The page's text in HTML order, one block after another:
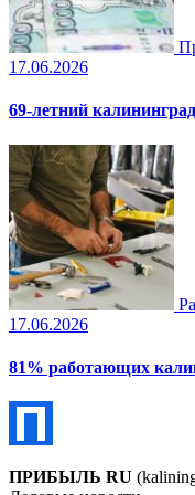
17.06.2026
69-летний
17.06.2026
81% работающих
ПРИБЫЛЬ RU